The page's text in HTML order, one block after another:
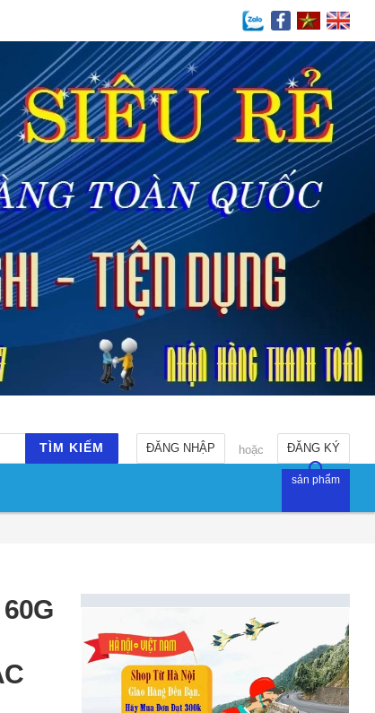
ĐĂNG KÝ
hoặc
ĐĂNG NHẬP
TÌM KIẾM
sản phẩm